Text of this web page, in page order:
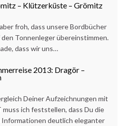
– Klützerküste – Grömitz
froh, dass unsere Bordbücher
den Tonnenleger übereinstimmen.
dass wir uns…
2013: Dragör –
Deiner Aufzeichnungen mit
muss ich feststellen, dass Du die
deutlich eleganter